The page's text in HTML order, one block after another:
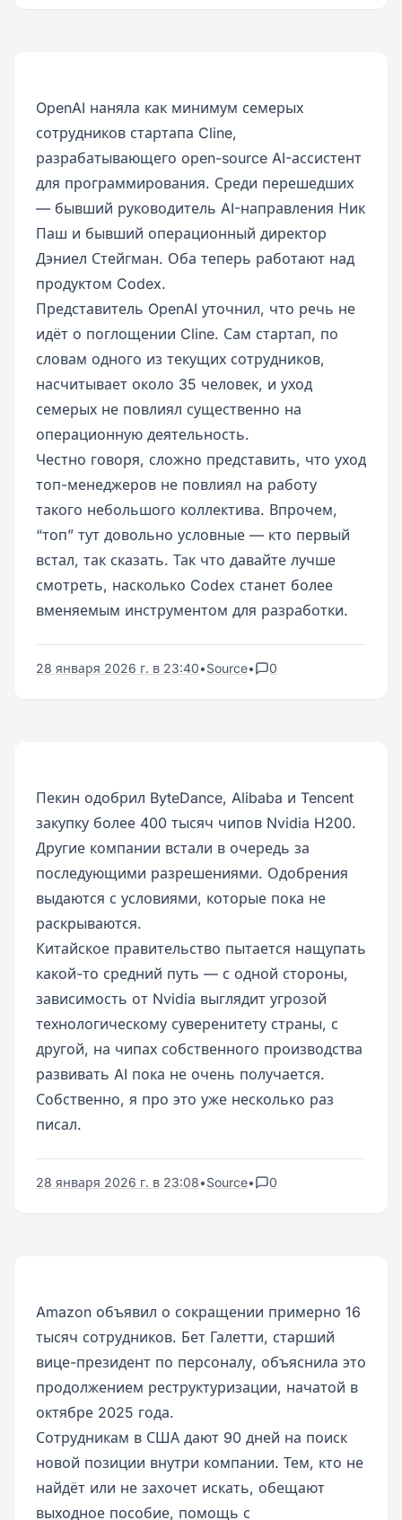
OpenAI наняла как минимум семерых
сотрудников стартапа Cline,
разрабатывающего open-source AI-ассистент
для программирования. Среди перешедших
— бывший руководитель AI-направления Ник
Паш и бывший операционный директор
Дэниел Стейгман. Оба теперь работают над
продуктом Codex.
Представитель OpenAI уточнил, что речь не
идёт о поглощении Cline. Сам стартап, по
словам одного из текущих сотрудников,
насчитывает около 35 человек, и уход
семерых не повлиял существенно на
операционную деятельность.
Честно говоря, сложно представить, что уход
топ-менеджеров не повлиял на работу
такого небольшого коллектива. Впрочем,
“топ” тут довольно условные — кто первый
встал, так сказать. Так что давайте лучше
смотреть, насколько Codex станет более
вменяемым инструментом для разработки.
28 января 2026 г. в 23:40•Source• 0
Пекин одобрил ByteDance, Alibaba и Tencent
закупку более 400 тысяч чипов Nvidia H200.
Другие компании встали в очередь за
последующими разрешениями. Одобрения
выдаются с условиями, которые пока не
раскрываются.
Китайское правительство пытается нащупать
какой-то средний путь — с одной стороны,
зависимость от Nvidia выглядит угрозой
технологическому суверенитету страны, с
другой, на чипах собственного производства
развивать AI пока не очень получается.
Собственно, я про это уже несколько раз
писал.
28 января 2026 г. в 23:08•Source• 0
Amazon объявил о сокращении примерно 16
тысяч сотрудников. Бет Галетти, старший
вице-президент по персоналу, объяснила это
продолжением реструктуризации, начатой в
октябре 2025 года.
Сотрудникам в США дают 90 дней на поиск
новой позиции внутри компании. Тем, кто не
найдёт или не захочет искать, обещают
выходное пособие, помощь с